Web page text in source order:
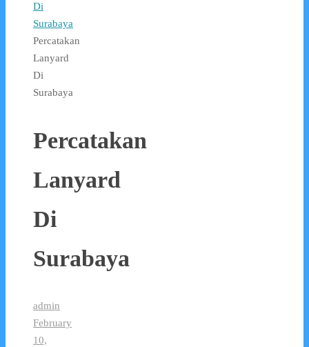
Di
Surabaya
Percatakan
Lanyard
Di
Surabaya
Percatakan
Lanyard
Di
Surabaya
admin
February
10,